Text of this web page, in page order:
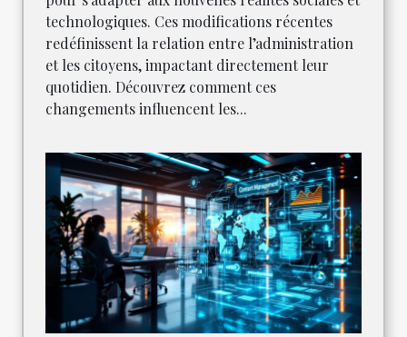
technologiques. Ces modifications récentes
redéfinissent la relation entre l’administration
et les citoyens, impactant directement leur
quotidien. Découvrez comment ces
changements influencent les...